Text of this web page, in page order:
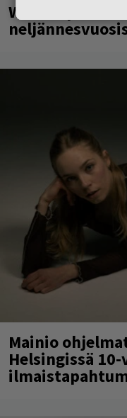
Weezer palaa
Mainio
Helsingissä